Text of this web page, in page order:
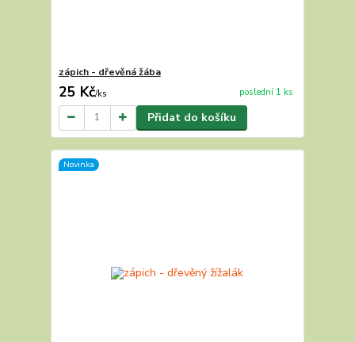
zápich - dřevěná žába
25 Kč/ks poslední 1 ks
Přidat do košíku
Novinka